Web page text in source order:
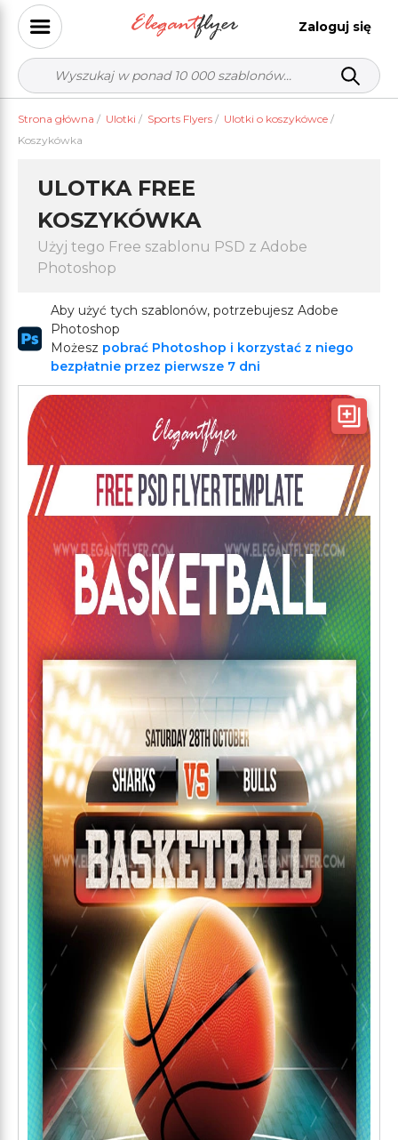
Zaloguj się
Strona główna / Ulotki / Sports Flyers / Ulotki o koszykówce /
Koszykówka
ULOTKA FREE
KOSZYKÓWKA
Użyj tego Free szablonu PSD z Adobe
Photoshop
Aby użyć tych szablonów, potrzebujesz Adobe
Photoshop
Możesz pobrać Photoshop i korzystać z niego
bezpłatnie przez pierwsze 7 dni